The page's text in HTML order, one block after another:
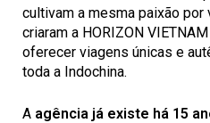
cultivam a mesma paixão
criaram a HORIZON
oferecer viagens únicas e
toda a Indochina.
A agência já existe há 15